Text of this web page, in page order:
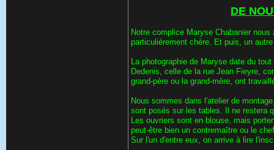
DE
Notre complice Maryse Chabanier
particulièrement chère. Et puis, un
La photographie de Maryse date du
Dedenis, celle de la rue Jean Fieyre,
grand-père ou la grand-mère, ont
Nous sommes dans l'atelier de
sont posés sur les tables. Il ne restera
Les ouvriers sont en blouse, mais
peut-être bien un contremaître ou le
Sur l'un d'entre eux, on arrive à lire